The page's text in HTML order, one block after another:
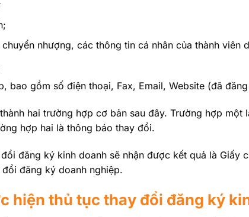
nhượng, các thông tin cá nhân của thành viên
bao gồm số điện thoại, Fax, Email, Website (đã
hai trường hợp cơ bản sau đây. Trường hợp một
hợp hai là thông báo thay đổi.
đăng ký kinh doanh sẽ nhận được kết quả là Giấy
đăng ký doanh nghiệp.
hiện thủ tục thay đổi đăng ký